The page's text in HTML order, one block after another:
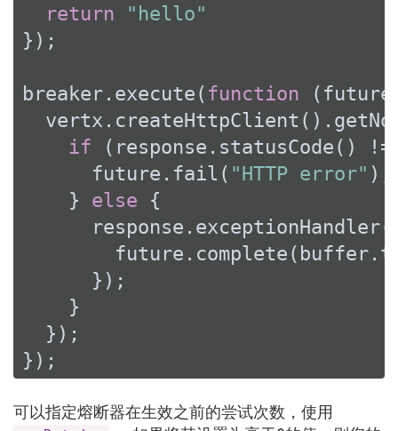
return
"hello"
});
breaker.execute( function ( future
if (response.statusCode()
      future.fail(
"HTTP error" );
    }
else {
      });
    }
  });
});
可以指定熔断器在生效之前的尝试次数，使用